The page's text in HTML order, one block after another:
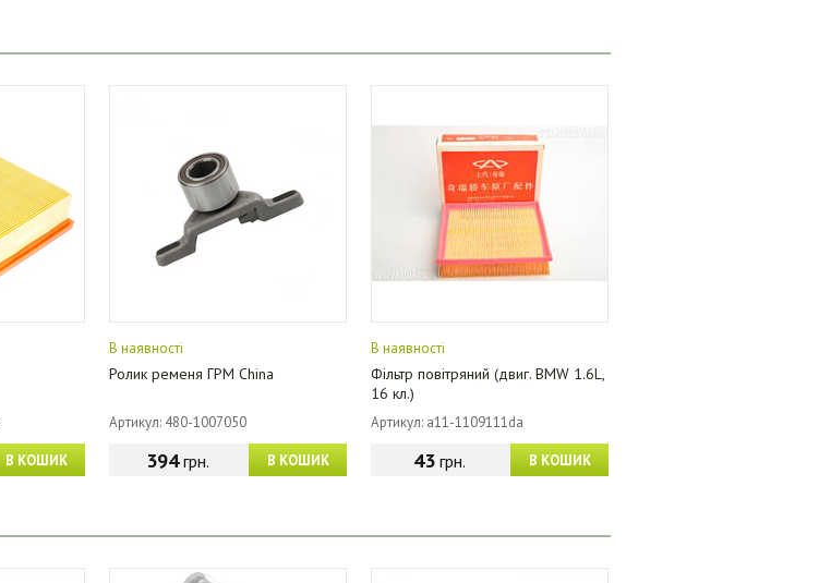
В КОШИК
В наявності
Ролик ременя ГРМ China
Артикул: 480-1007050
В КОШИК
394грн.
В наявності
Фільтр повітряний (двиг. BMW 1.6L,
16 кл.)
Артикул: a11-1109111da
В КОШИК
43грн.